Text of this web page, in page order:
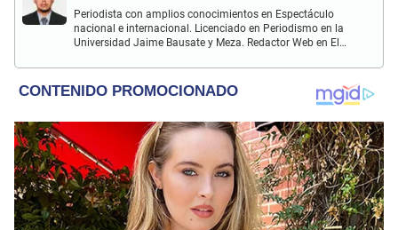
Periodista con amplios conocimientos en Espectáculo
nacional e internacional. Licenciado en Periodismo en la
Universidad Jaime Bausate y Meza. Redactor Web en El
películas, series, videojuegos y espectáculo.